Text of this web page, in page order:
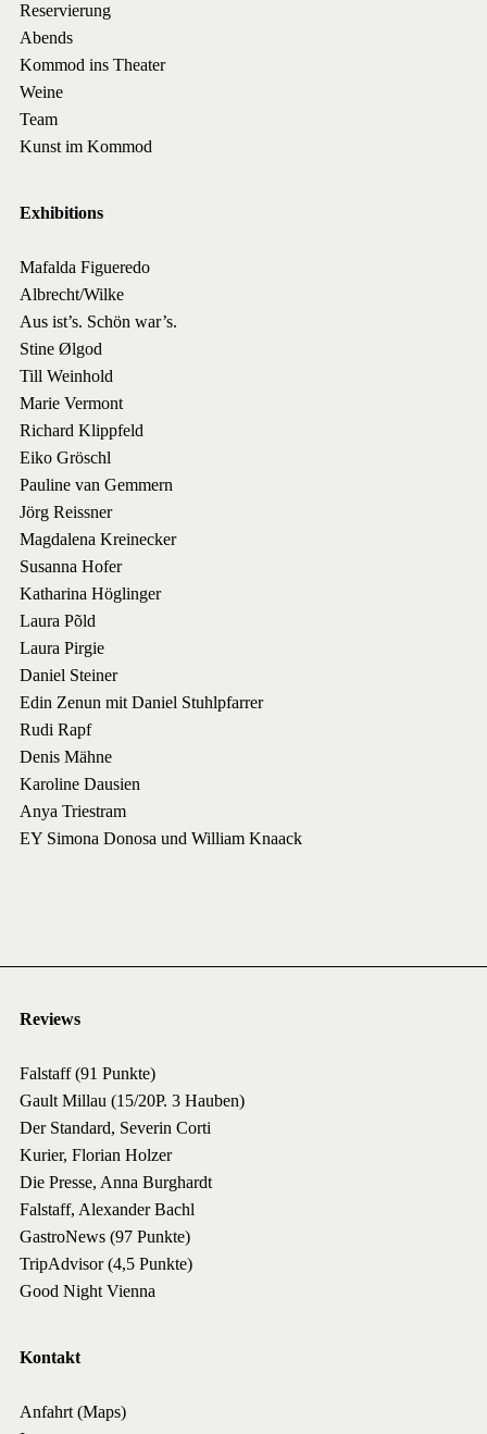
Reservierung
Abends
Kommod ins Theater
Weine
Team
Kunst im Kommod
Exhibitions
Mafalda Figueredo
Albrecht/Wilke
Aus ist’s. Schön war’s.
Stine Ølgod
Till Weinhold
Marie Vermont
Richard Klippfeld
Eiko Gröschl
Pauline van Gemmern
Jörg Reissner
Magdalena Kreinecker
Susanna Hofer
Katharina Höglinger
Laura Põld
Laura Pirgie
Daniel Steiner
Edin Zenun mit Daniel Stuhlpfarrer
Rudi Rapf
Denis Mähne
Karoline Dausien
Anya Triestram
EY Simona Donosa und William Knaack
Reviews
Falstaff (91 Punkte)
Gault Millau (15/20P. 3 Hauben)
Der Standard, Severin Corti
Kurier, Florian Holzer
Die Presse, Anna Burghardt
Falstaff, Alexander Bachl
GastroNews (97 Punkte)
TripAdvisor (4,5 Punkte)
Good Night Vienna
Kontakt
Anfahrt (Maps)